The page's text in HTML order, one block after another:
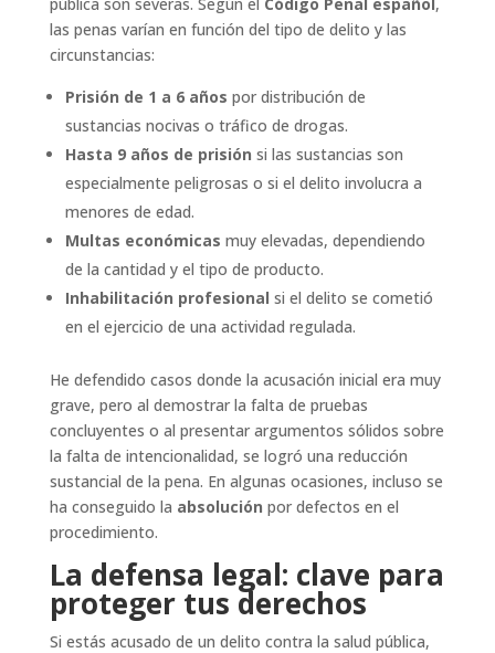
las penas varían en función del tipo de delito y las
circunstancias:
Prisión de 1 a 6 años por distribución de
sustancias nocivas o tráfico de drogas.
Hasta 9 años de prisión si las sustancias son
especialmente peligrosas o si el delito involucra a
menores de edad.
Multas económicas muy elevadas, dependiendo
de la cantidad y el tipo de producto.
Inhabilitación profesional si el delito se cometió
en el ejercicio de una actividad regulada.
He defendido casos donde la acusación inicial era muy
grave, pero al demostrar la falta de pruebas
concluyentes o al presentar argumentos sólidos sobre
la falta de intencionalidad, se logró una reducción
sustancial de la pena. En algunas ocasiones, incluso se
ha conseguido la absolución por defectos en el
procedimiento.
La defensa legal: clave para
proteger tus derechos
Si estás acusado de un delito contra la salud pública,